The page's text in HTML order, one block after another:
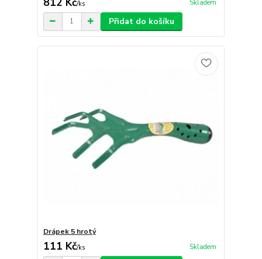
/ks Skladem
Přidat do košíku
Drápek 5 hrotý
111 Kč/ks Skladem